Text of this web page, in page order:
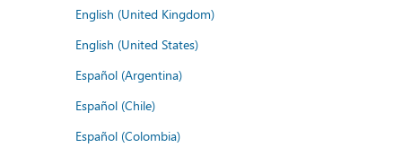
English (United Kingdom)
English (United States)
Español (Argentina)
Español (Chile)
Español (Colombia)